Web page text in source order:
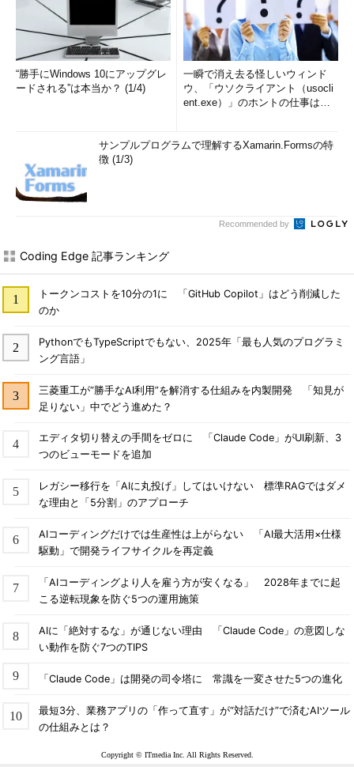
“勝手にWindows 10にアップグレ
ードされる”は本当か？ (1/4)
一瞬で消え去る怪しいウィンド
ウ、「ウソクライアント（usocli
ent.exe）」のホントの仕事は？
サンプルプログラムで理解するXamarin.Formsの特
徴 (1/3)
Recommended by
Coding Edge 記事ランキング
トークンコストを10分の1に 「GitHub Copilot」はどう削減した
のか
PythonでもTypeScriptでもない、2025年「最も人気のプログラミ
ング言語」
三菱重工が“勝手なAI利用”を解消する仕組みを内製開発 「知見が
足りない」中でどう進めた？
エディタ切り替えの手間をゼロに 「Claude Code」がUI刷新、3
つのビューモードを追加
レガシー移行を「AIに丸投げ」してはいけない 標準RAGではダメ
な理由と「5分割」のアプローチ
AIコーディングだけでは生産性は上がらない 「AI最大活用×仕様
駆動」で開発ライフサイクルを再定義
「AIコーディングより人を雇う方が安くなる」 2028年までに起
こる逆転現象を防ぐ5つの運用施策
AIに「絶対するな」が通じない理由 「Claude Code」の意図しな
い動作を防ぐ7つのTIPS
「Claude Code」は開発の司令塔に 常識を一変させた5つの進化
最短3分、業務アプリの「作って直す」が“対話だけ”で済むAIツール
の仕組みとは？
Copyright © ITmedia Inc. All Rights Reserved.